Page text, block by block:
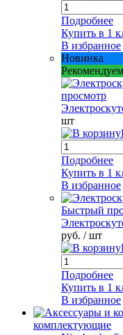
Подробнее
Купить в 1
В избранное
Новинка
Рекомендуем
просмотр
шт
Подробнее
Купить в 1
В избранное
Быстрый
руб. / шт
Подробнее
Купить в 1
В избранное
комплектующие